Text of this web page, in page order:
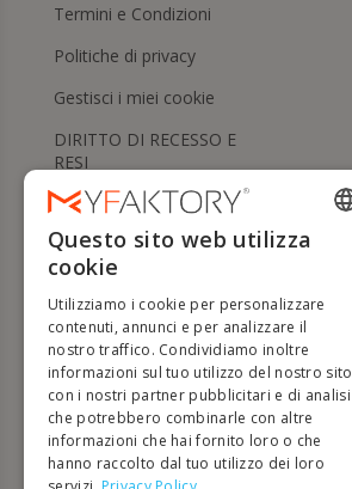
Termini e Condizioni
Politiche di privacy
Gestisci i miei cookie
DIRITTO DI RECESSO E
RESI
Aiuto
Metodi di pagamento
SUPERIORI A
500 €
ENGLISH
DUTCH
GERMAN
Questo sito web utilizza
cookie
Utilizziamo i cookie per personalizzare
contenuti, annunci e per analizzare il
nostro traffico. Condividiamo inoltre
informazioni sul tuo utilizzo del nostro sito
con i nostri partner pubblicitari e di analisi
che potrebbero combinarle con altre
informazioni che hai fornito loro o che
hanno raccolto dal tuo utilizzo dei loro